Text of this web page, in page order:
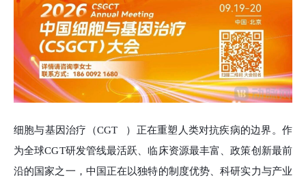
细胞与基因治疗（CGT
）正在重塑人类对抗疾病的边界。作
为全球CGT研发管线最活跃、临床资源最丰富、政策创新最前
沿的国家之一，中国正在以独特的制度优势、科研实力与产业